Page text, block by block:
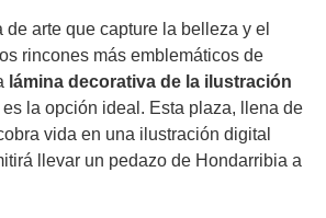
arte que capture la belleza y el
rincones más emblemáticos de
lámina decorativa de la ilustración
es la opción ideal. Esta plaza, llena de
vida en una ilustración digital
llevar un pedazo de Hondarribia a